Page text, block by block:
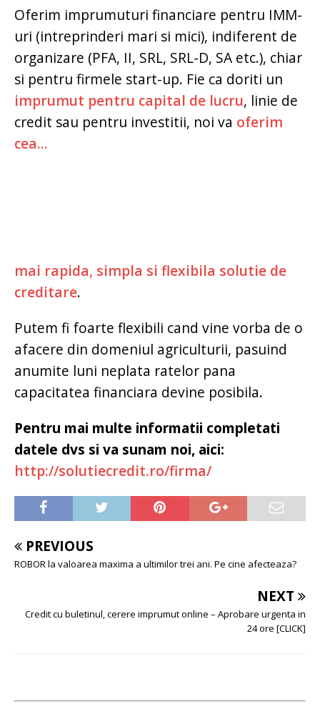
Oferim imprumuturi financiare pentru IMM-
uri (intreprinderi mari si mici), indiferent de
organizare (PFA, II, SRL, SRL-D, SA etc.), chiar
si pentru firmele start-up. Fie ca doriti un
imprumut pentru capital de lucru, linie de
credit sau pentru investitii, noi va oferim
cea...
mai rapida, simpla si flexibila solutie de
creditare.
Putem fi foarte flexibili cand vine vorba de o
afacere din domeniul agriculturii, pasuind
anumite luni neplata ratelor pana
capacitatea financiara devine posibila.
Pentru mai multe informatii completati
datele dvs si va sunam noi, aici:
http://solutiecredit.ro/firma/
PREVIOUS
ROBOR la valoarea maxima a ultimilor trei ani. Pe cine afecteaza?
NEXT
Credit cu buletinul, cerere imprumut online – Aprobare urgenta in
24 ore [CLICK]